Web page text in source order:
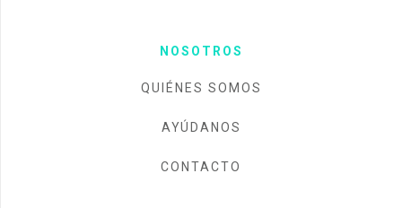
NOSOTROS
QUIÉNES SOMOS
AYÚDANOS
CONTACTO